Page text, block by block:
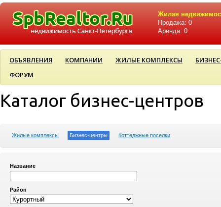
Жилая
Продажа: 0
Аренда: 0
ОБЪЯВЛЕНИЯ КОМПАНИИ ЖИЛЫЕ КОМПЛЕКСЫ
ФОРУМ
Каталог бизнес-центров
Жилые комплексы Бизнес-центры Коттеджные поселки
Название
Район